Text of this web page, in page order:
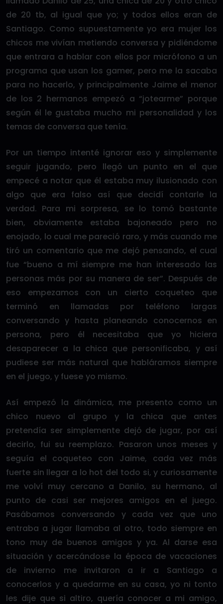
de 20 tb, al igual que yo; y todos ellos eran de
Santiago. Como supuestamente yo era mujer los
chicos me vivían metiendo conversa y pidiéndome
que entrara a hablar con ellos por micrófono a un
programa que usan los gamer, pero me la sacaba
para no hacerlo, y principalmente Jaime el menor
de los 2 hermanos empezó a “jotearme” porque
según él le gustaba mucho mi personalidad y los
temas de conversa que tenía.
Por un tiempo intenté ignorar eso y simplemente
seguir jugando, pero llegó un punto en el que
empecé a notar que él estaba muy ilusionado con
algo que era falso así que decidí contarle la
verdad. Para mi sorpresa, se lo tomó bastante
bien, obviamente estaba bajoneado pero no
enojado, lo cual me pareció raro, y más cuando me
tiró un comentario que me dejó pensando, el cual
fue “bueno a mí siempre me han interesado las
personas más por su manera de ser”. Después de
eso empezamos con un cierto coqueteo que
terminó en llamadas por teléfono largas
conversando y hasta planeando conocernos en
persona, pero él necesitaba que yo hiciera
desaparecer a la chica que personificaba, y así
pudiese ser más natural que habláramos siempre
en el juego, y fuese yo mismo.
Así empezó la dinámica, me presento como un
chico nuevo al grupo y la chica que antes
pretendía ser simplemente dejó de jugar, por así
decirlo, fui su reemplazo. Pasaron unos meses y
seguía el coqueteo con Jaime, cada vez más
fuerte sin llegar a lo hot del todo si, y curiosamente
me volví muy cercano a Danilo, su hermano, al
punto de casi ser mejores amigos en el juego.
Pasábamos conversando y cada vez que uno
entraba a jugar llamaba al otro, todo siempre en
tono muy de buenos amigos y ya. Al darse esa
situación y acercándose la época de vacaciones
de invierno me invitaron a ir a Santiago a
conocerlos y a quedarme en su casa, yo ni tonto
les dije que si altiro, quería conocer a mi amigo,